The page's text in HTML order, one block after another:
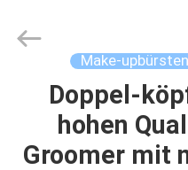
HAUS
PRODUKTE
Make-
Doppel-
hohen
Groomer mit